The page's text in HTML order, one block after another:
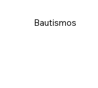
Bautismos